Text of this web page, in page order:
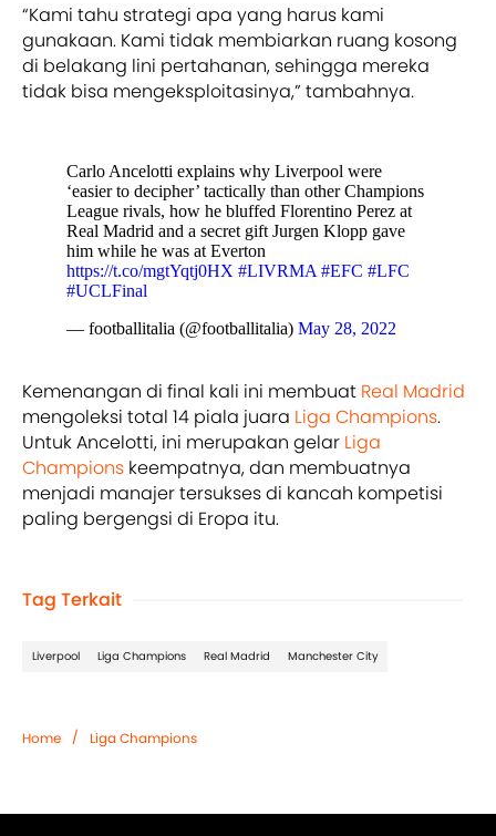
“Kami tahu strategi apa yang harus kami
gunakaan. Kami tidak membiarkan ruang kosong
di belakang lini pertahanan, sehingga mereka
tidak bisa mengeksploitasinya,” tambahnya.
Carlo Ancelotti explains why Liverpool were
‘easier to decipher’ tactically than other Champions
League rivals, how he bluffed Florentino Perez at
Real Madrid and a secret gift Jurgen Klopp gave
him while he was at Everton
https://t.co/mgtYqtj0HX #LIVRMA #EFC #LFC
#UCLFinal
— footballitalia (@footballitalia) May 28, 2022
Kemenangan di final kali ini membuat Real Madrid
mengoleksi total 14 piala juara Liga Champions.
Untuk Ancelotti, ini merupakan gelar Liga
Champions keempatnya, dan membuatnya
menjadi manajer tersukses di kancah kompetisi
paling bergengsi di Eropa itu.
Tag Terkait
Liverpool Liga Champions Real Madrid Manchester City
Home / Liga Champions